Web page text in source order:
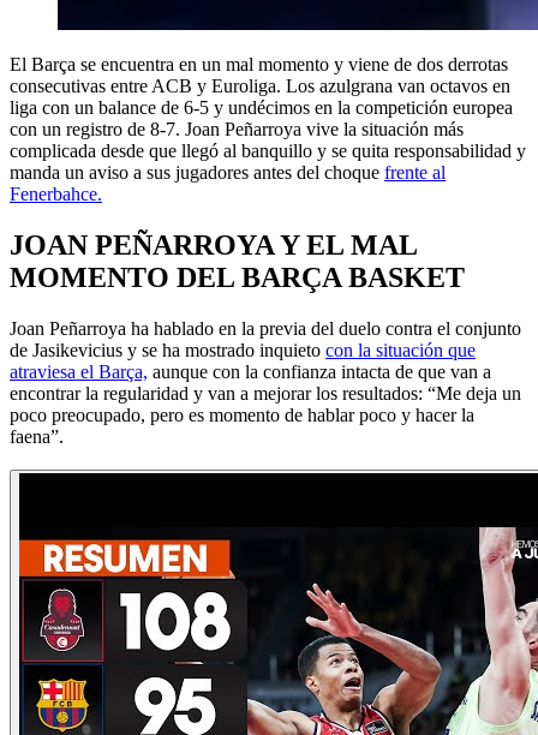
El Barça se encuentra en un mal momento y viene de dos derrotas
consecutivas entre ACB y Euroliga. Los azulgrana van octavos en
liga con un balance de 6-5 y undécimos en la competición europea
con un registro de 8-7. Joan Peñarroya vive la situación más
complicada desde que llegó al banquillo y se quita responsabilidad y
manda un aviso a sus jugadores antes del choque frente al
Fenerbahce.
JOAN PEÑARROYA Y EL MAL
MOMENTO DEL BARÇA BASKET
Joan Peñarroya ha hablado en la previa del duelo contra el conjunto
de Jasikevicius y se ha mostrado inquieto con la situación que
atraviesa el Barça, aunque con la confianza intacta de que van a
encontrar la regularidad y van a mejorar los resultados: “Me deja un
poco preocupado, pero es momento de hablar poco y hacer la
faena”.